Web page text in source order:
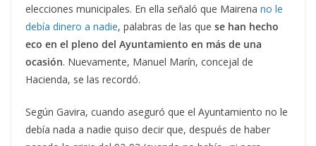
elecciones municipales. En ella señaló que Mairena no le
debía dinero a nadie, palabras de las que se han hecho
eco en el pleno del Ayuntamiento en más de una
ocasión. Nuevamente, Manuel Marín, concejal de
Hacienda, se las recordó.
Según Gavira, cuando aseguró que el Ayuntamiento no le
debía nada a nadie quiso decir que, después de haber